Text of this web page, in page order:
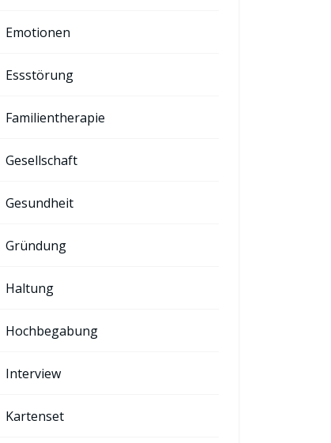
Emotionen
Essstörung
Familientherapie
Gesellschaft
Gesundheit
Gründung
Haltung
Hochbegabung
Interview
Kartenset